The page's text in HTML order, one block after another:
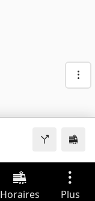
Horaires Plus